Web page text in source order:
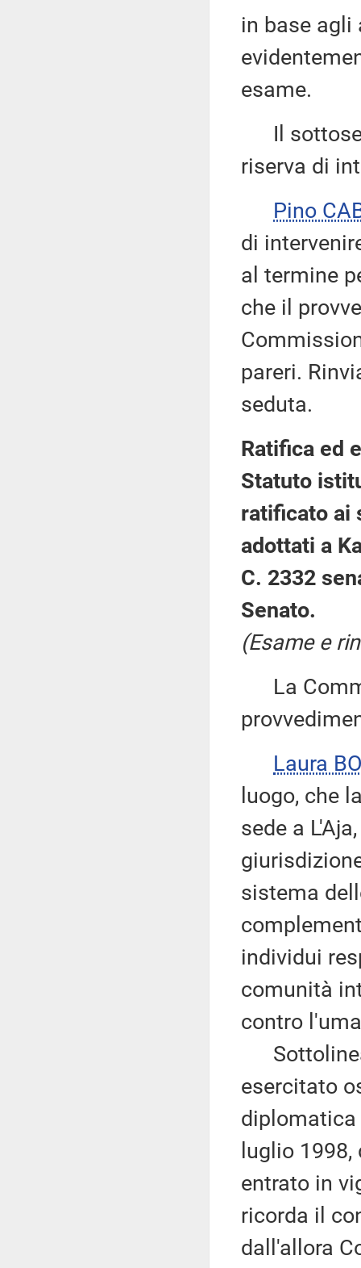
in base agli
esame.
Il
riserva di
Pino
di
al termine
che il
pareri.
seduta.
Ratifica ed
Statuto
ratificato ai
adottati a
C. 2332
Senato.
(Esame e
La
Laura
luogo, che
sede a
sistema
individui
comunità
contro
esercitato
diplomatica
luglio
entrato in
ricorda il
dall'allora